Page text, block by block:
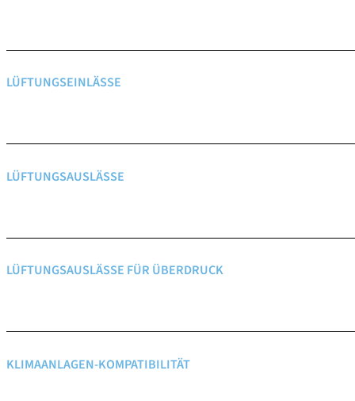
LÜFTUNGSEINLÄSSE
LÜFTUNGSAUSLÄSSE
LÜFTUNGSAUSLÄSSE FÜR ÜBERDRUCK
KLIMAANLAGEN-KOMPATIBILITÄT